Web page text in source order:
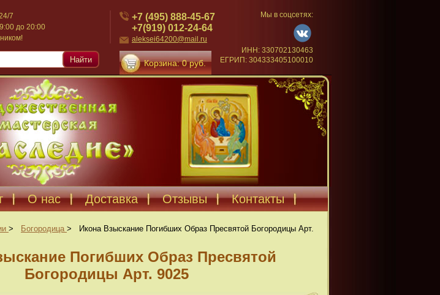
7
до 20:00
+7 (495) 888-45-67
+7(919) 012-24-64
aleksei64200@mail.ru
Корзина: 0 руб.
Мы в соцсетях:
ИНН: 330702130463
ЕГРИП: 304333405100010
Найти
О нас Доставка Отзывы Контакты
> Богородица >
Икона Взыскание Погибших Образ Пресвятой Богородицы Арт.
Погибших Образ Пресвятой
Богородицы Арт. 9025